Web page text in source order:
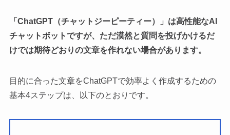
「ChatGPT（チャットジーピーティー）」は高性能なAI
チャットボットですが、ただ漠然と質問を投げかけるだ
けでは期待どおりの文章を作れない場合があります。
目的に合った文章をChatGPTで効率よく作成するための
基本4ステップは、以下のとおりです。